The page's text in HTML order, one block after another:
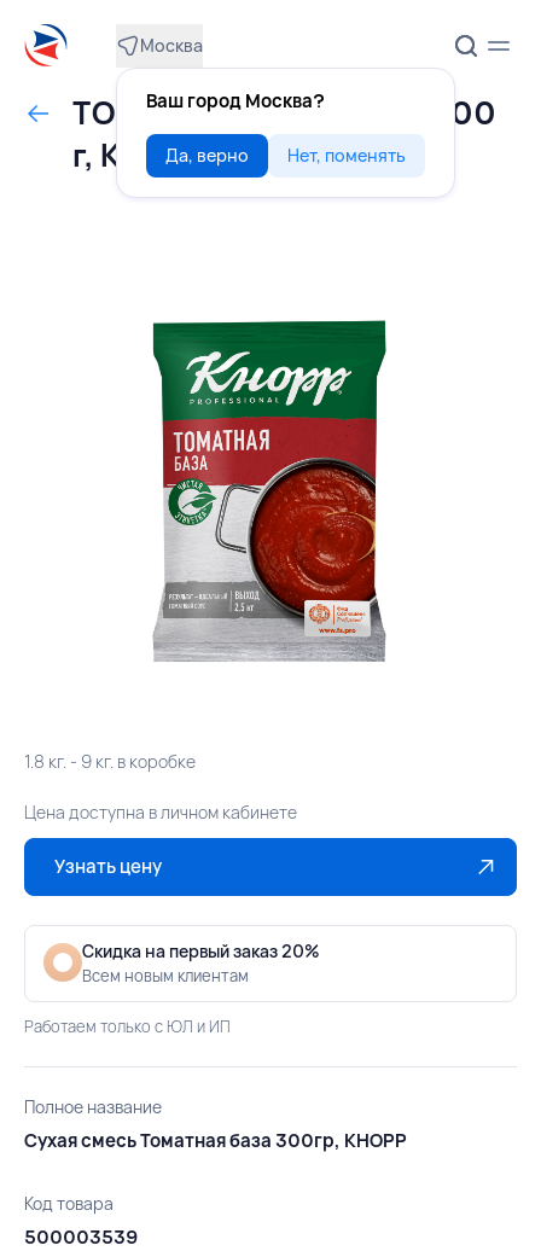
Москва
Ваш город Москва?
Да, верно Нет, поменять
ТОМАТНАЯ БАЗА сухая 300
г, КНОРР, РОССИЯ
1.8 кг. - 9 кг. в коробке
Цена доступна в личном кабинете
Узнать цену
Скидка на первый заказ 20%
Всем новым клиентам
Работаем только с ЮЛ и ИП
Полное название
Сухая смесь Томатная база 300гр, КНОРР
Код товара
500003539